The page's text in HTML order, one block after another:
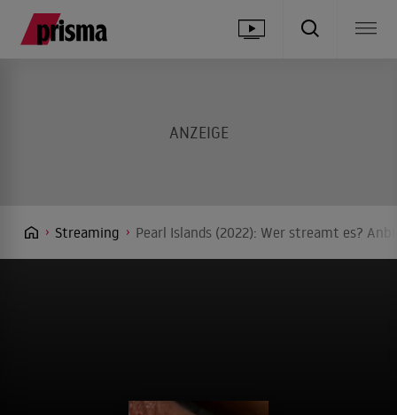
Streaming Pearl Islands (2022): Wer streamt es?